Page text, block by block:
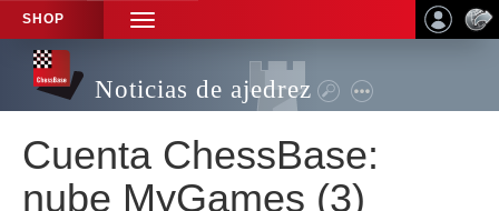
SHOP
TOGGLE
NAVIGATION
Noticias de ajedrez
Cuenta ChessBase:
nube MyGames (3)